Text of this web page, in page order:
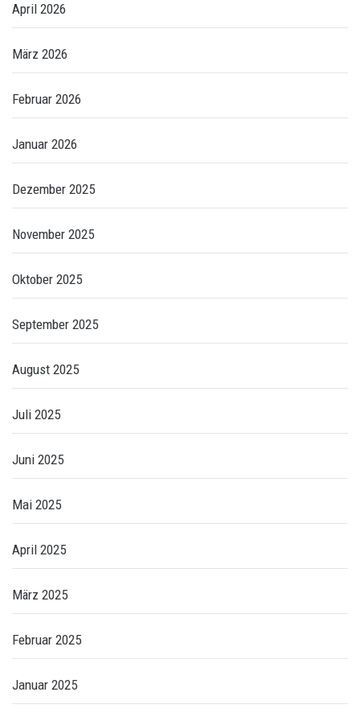
April 2026
März 2026
Februar 2026
Januar 2026
Dezember 2025
November 2025
Oktober 2025
September 2025
August 2025
Juli 2025
Juni 2025
Mai 2025
April 2025
März 2025
Februar 2025
Januar 2025